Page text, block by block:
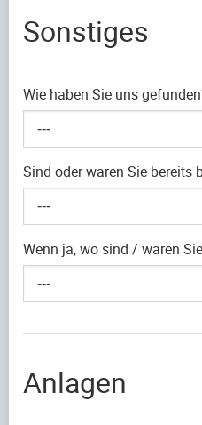
Sonstiges
Wie haben Sie uns
---
Sind oder waren Sie bereits
---
Wenn ja, wo sind / waren
---
Anlagen